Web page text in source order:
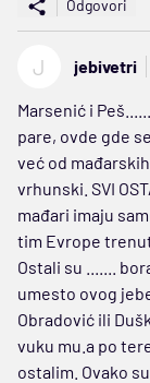
Odgovori
J jebivetri
Marsenić i
pare, ovde gde
već od
vrhunski. SVI
mađari imaju
tim Evrope
Ostali su .......
umesto ovog
Obradović ili
vuku mu.a po
ostalim. Ovako